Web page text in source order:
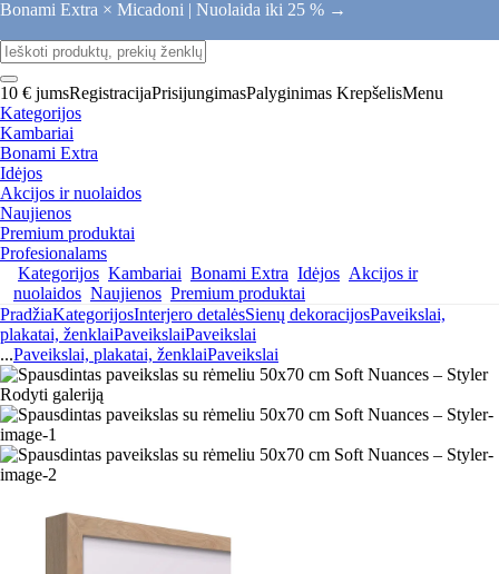
Bonami Extra × Micadoni | Nuolaida iki 25 % →
10 € jumsRegistracijaPrisijungimasPalyginimas KrepšelisMenu
Kategorijos
Kambariai
Bonami Extra
Idėjos
Akcijos ir nuolaidos
Naujienos
Premium produktai
Profesionalams
Kategorijos Kambariai Bonami Extra Idėjos Akcijos ir
nuolaidos Naujienos Premium produktai
PradžiaKategorijosInterjero detalėsSienų dekoracijosPaveikslai,
plakatai, ženklaiPaveikslaiPaveikslai
...Paveikslai, plakatai, ženklaiPaveikslai
Rodyti galeriją